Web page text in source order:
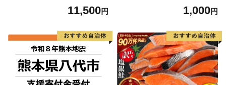
4313] 魚 魚介類 鮭 お刺し身
介
11,500円 1,000円